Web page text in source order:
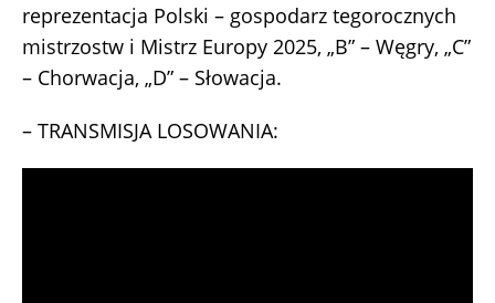
reprezentacja Polski – gospodarz tegorocznych
mistrzostw i Mistrz Europy 2025, „B” – Węgry, „C”
– Chorwacja, „D” – Słowacja.
– TRANSMISJA LOSOWANIA: